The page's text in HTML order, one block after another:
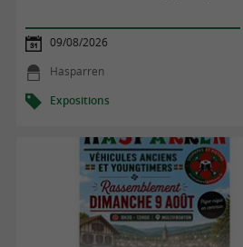
09/08/2026
Hasparren
Expositions